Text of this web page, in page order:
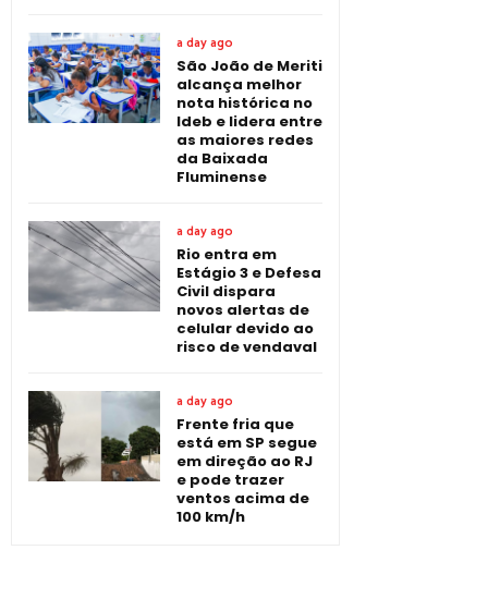
a day ago
São João de Meriti
alcança melhor
nota histórica no
Ideb e lidera entre
as maiores redes
da Baixada
Fluminense
a day ago
Rio entra em
Estágio 3 e Defesa
Civil dispara
novos alertas de
celular devido ao
risco de vendaval
a day ago
Frente fria que
está em SP segue
em direção ao RJ
e pode trazer
ventos acima de
100 km/h